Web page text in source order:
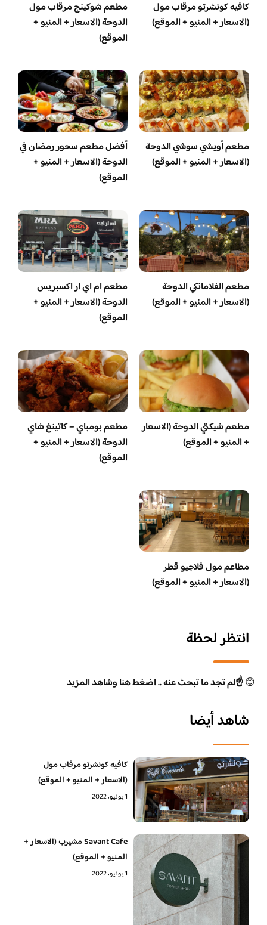
كافيه كونشرتو مرقاب مول
(الاسعار + المنيو + الموقع)
مطعم شوكينج مرقاب مول
الدوحة (الاسعار + المنيو +
الموقع)
مطعم أويشي سوشي الدوحة
(الاسعار + المنيو + الموقع)
أفضل مطعم سحور رمضان في
الدوحة (الاسعار + المنيو +
الموقع)
مطعم الفلامانكي الدوحة
(الاسعار + المنيو + الموقع)
مطعم ام اي ار اكسبريس
الدوحة (الاسعار + المنيو +
الموقع)
مطعم شيكتي الدوحة (الاسعار
+ المنيو + الموقع)
مطعم بومباي – كاتينغ شاي
الدوحة (الاسعار + المنيو +
الموقع)
مطاعم مول فلاجيو قطر
(الاسعار + المنيو + الموقع)
انتظر لحظة
😊☝️لم تجد ما تبحث عنه .. اضغط هنا وشاهد المزيد
شاهد أيضا
كافيه كونشرتو مرقاب مول
(الاسعار + المنيو + الموقع)
1 يونيو، 2022
Savant Cafe مشيرب (الاسعار +
المنيو + الموقع)
1 يونيو، 2022